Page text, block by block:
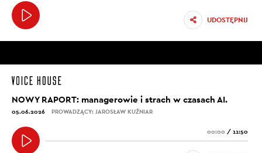
UDOSTĘPNIJ
NOWY RAPORT: managerowie i strach w czasach AI.
05.06.2026 PROWADZĄCY: JAROSŁAW KUŹNIAR
00:00 / 11:50